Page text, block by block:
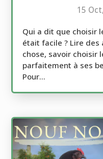
15
Qui a dit que choisir
était facile ? Lire
chose, savoir choisir
parfaitement à ses
Pour...